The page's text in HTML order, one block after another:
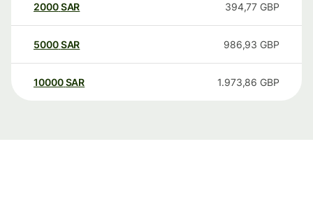
2000SAR 394,77 GBP
5000SAR 986,93 GBP
10000 SAR 1.973,86 GBP